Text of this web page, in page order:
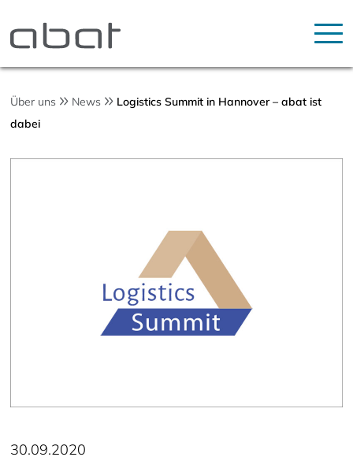
Über uns News
Logistics Summit in Hannover – abat ist
dabei
30.09.2020